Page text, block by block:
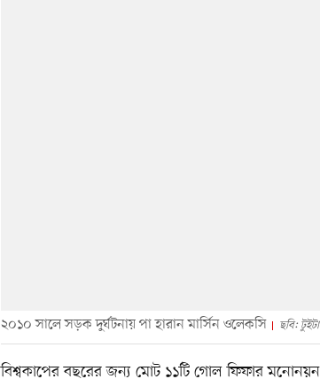
২০১০ সালে সড়ক দুর্ঘটনায় পা হারান মার্সিন ওলেকসি ছবি:
বিশ্বকাপের বছরের জন্য মোট ১১টি গোল ফিফার